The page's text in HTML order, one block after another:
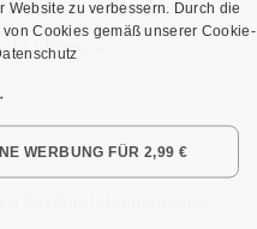
& private Anbieter.
öffnen →
zu verbessern. Durch die
Cookies gemäß unserer Cookie-
WERBUNG FÜR 2,99 €